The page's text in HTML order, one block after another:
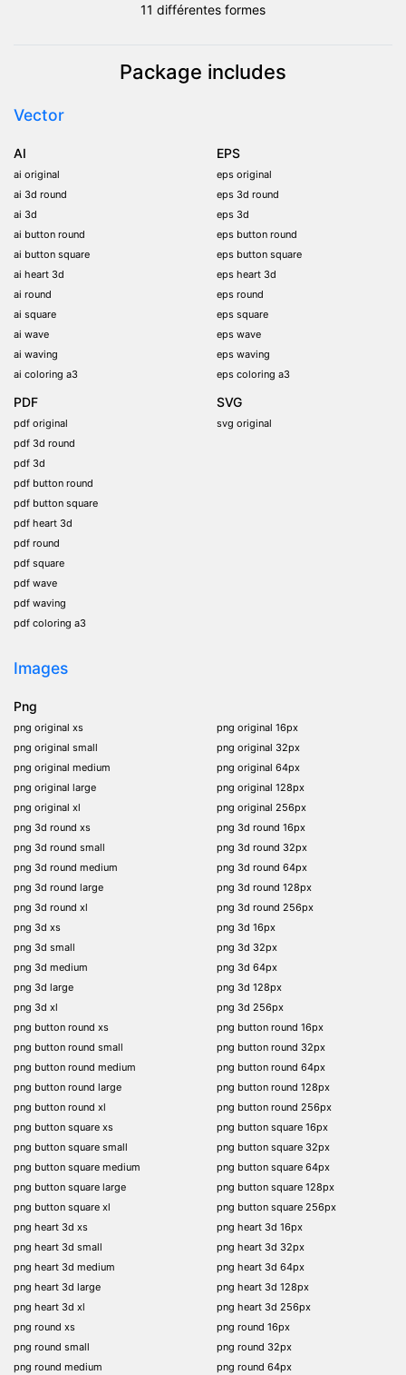
11 différentes formes
Package includes
Vector
AI
ai original
ai 3d round
ai 3d
ai button round
ai button square
ai heart 3d
ai round
ai square
ai wave
ai waving
ai coloring a3
EPS
eps original
eps 3d round
eps 3d
eps button round
eps button square
eps heart 3d
eps round
eps square
eps wave
eps waving
eps coloring a3
PDF
pdf original
pdf 3d round
pdf 3d
pdf button round
pdf button square
pdf heart 3d
pdf round
pdf square
pdf wave
pdf waving
pdf coloring a3
SVG
svg original
Images
Png
png original xs
png original small
png original medium
png original large
png original xl
png 3d round xs
png 3d round small
png 3d round medium
png 3d round large
png 3d round xl
png 3d xs
png 3d small
png 3d medium
png 3d large
png 3d xl
png button round xs
png button round small
png button round medium
png button round large
png button round xl
png button square xs
png button square small
png button square medium
png button square large
png button square xl
png heart 3d xs
png heart 3d small
png heart 3d medium
png heart 3d large
png heart 3d xl
png round xs
png round small
png round medium
png original 16px
png original 32px
png original 64px
png original 128px
png original 256px
png 3d round 16px
png 3d round 32px
png 3d round 64px
png 3d round 128px
png 3d round 256px
png 3d 16px
png 3d 32px
png 3d 64px
png 3d 128px
png 3d 256px
png button round 16px
png button round 32px
png button round 64px
png button round 128px
png button round 256px
png button square 16px
png button square 32px
png button square 64px
png button square 128px
png button square 256px
png heart 3d 16px
png heart 3d 32px
png heart 3d 64px
png heart 3d 128px
png heart 3d 256px
png round 16px
png round 32px
png round 64px